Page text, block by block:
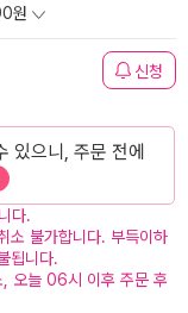
원
신청
있으니, 주문 전에
다.
소 불가합니다. 부득이하
됩니다.
오늘 06시 이후 주문 후